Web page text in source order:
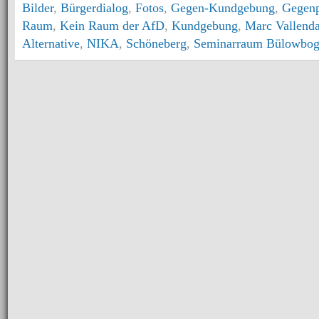
Bilder, Bürgerdialog, Fotos, Gegen-Kundgebung,
Raum, Kein Raum der AfD, Kundgebung, Marc
Alternative, NIKA, Schöneberg, Seminarraum